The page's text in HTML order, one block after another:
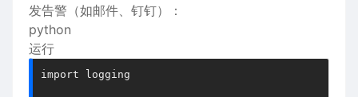
发告警（如邮件、钉钉）：
python
运行
import logging